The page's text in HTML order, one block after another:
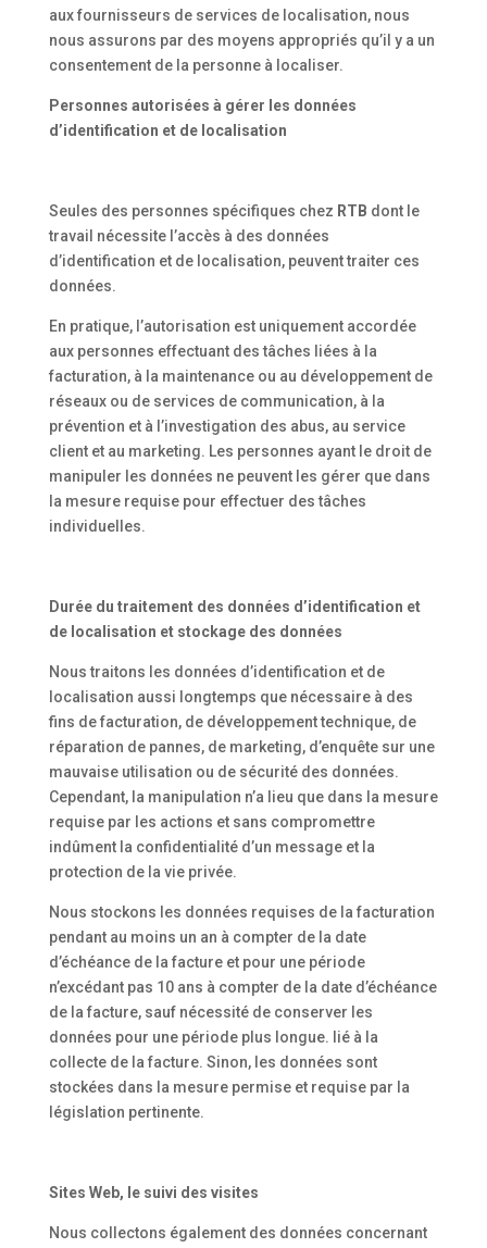
aux fournisseurs de services de localisation, nous
nous assurons par des moyens appropriés qu’il y a un
consentement de la personne à localiser.
Personnes autorisées à gérer les données
d’identification et de localisation
Seules des personnes spécifiques chez RTB dont le
travail nécessite l’accès à des données
d’identification et de localisation, peuvent traiter ces
données.
En pratique, l’autorisation est uniquement accordée
aux personnes effectuant des tâches liées à la
facturation, à la maintenance ou au développement de
réseaux ou de services de communication, à la
prévention et à l’investigation des abus, au service
client et au marketing. Les personnes ayant le droit de
manipuler les données ne peuvent les gérer que dans
la mesure requise pour effectuer des tâches
individuelles.
Durée du traitement des données d’identification et
de localisation et stockage des données
Nous traitons les données d’identification et de
localisation aussi longtemps que nécessaire à des
fins de facturation, de développement technique, de
réparation de pannes, de marketing, d’enquête sur une
mauvaise utilisation ou de sécurité des données.
Cependant, la manipulation n’a lieu que dans la mesure
requise par les actions et sans compromettre
indûment la confidentialité d’un message et la
protection de la vie privée.
Nous stockons les données requises de la facturation
pendant au moins un an à compter de la date
d’échéance de la facture et pour une période
n’excédant pas 10 ans à compter de la date d’échéance
de la facture, sauf nécessité de conserver les
données pour une période plus longue. lié à la
collecte de la facture. Sinon, les données sont
stockées dans la mesure permise et requise par la
législation pertinente.
Sites Web, le suivi des visites
Nous collectons également des données concernant